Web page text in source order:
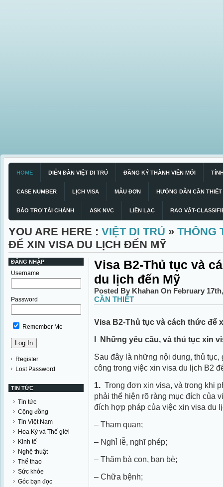
HOME DIỄN ĐÀN VIỆT DI TRÚ ĐĂNG KÝ THÀNH VIÊN MỚI
CASE NUMBER LỊCH VISA MẪU ĐƠN HƯỚNG DẪN CẦN THIẾT
BẢO TRỢ TÀI CHÁNH ASK NVC LIÊN LẠC RAO VẶT-
YOU ARE HERE : VIỆT DI TRÚ » THÔNG
ĐỂ XIN VISA DU LỊCH ĐẾN MỸ
ĐĂNG NHẬP
Username
Password
Remember Me
Register
Lost Password
TIN TỨC
Tin tức
Cộng đồng
Tin Việt Nam
Hoa Kỳ và Thế giới
Kinh tế
Nghệ thuật
Thể thao
Sức khỏe
Góc bạn đọc
Visa B2-Thủ tục và
du lịch đến Mỹ
Posted By Khahan On February
CẦN THIẾT
Visa B2-Thủ tục và cách thức để
I ­ Những yêu cầu, và thủ tục xin
Sau đây là những nội dung, thủ
công trong việc xin visa du lịch B2
1. Trong đơn xin visa, và trong khi
phải thể hiện rõ ràng mục đích của
đích hợp pháp của việc xin visa du
– Tham quan;
– Nghỉ lễ, nghĩ phép;
– Thăm bà con, bạn bè;
– Chữa bệnh;